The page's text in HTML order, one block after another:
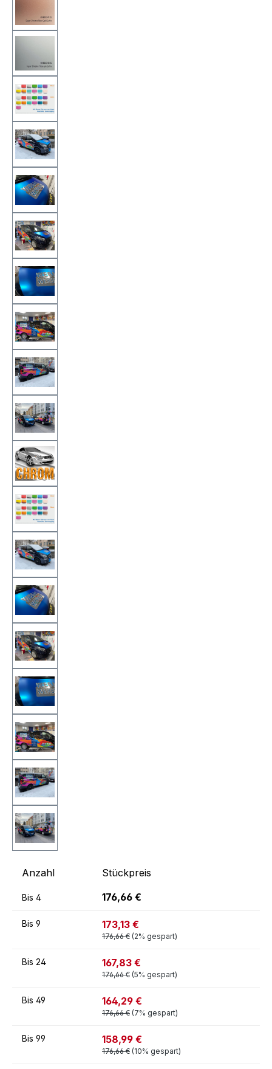
Anzahl Stückpreis
Bis 4 176,66 €
Bis 9 173,13 €
176,66 € (2% gespart)
Bis 24 167,83 €
176,66 € (5% gespart)
Bis 49 164,29 €
176,66 € (7% gespart)
Bis 99 158,99 €
176,66 € (10% gespart)